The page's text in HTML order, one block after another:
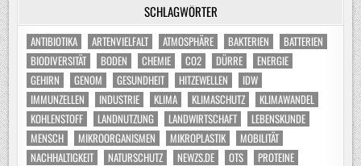
SCHLAGWÖRTER
ANTIBIOTIKA ARTENVIELFALT ATMOSPHÄRE BAKTERIEN
BATTERIEN
BIODIVERSITÄT
BODEN CHEMIE CO2 DÜRRE
ENERGIE
GEHIRN
GENOM GESUNDHEIT HITZEWELLEN
IDW
IMMUNZELLEN
INDUSTRIE KLIMA KLIMASCHUTZ
KLIMAWANDEL
KOHLENSTOFF
LANDNUTZUNG LANDWIRTSCHAFT
LEBENSKUNDE
MENSCH
MIKROORGANISMEN MIKROPLASTIK
MOBILITÄT
NACHHALTIGKEIT
NATURSCHUTZ NEWZS.DE OTS
PROTEINE